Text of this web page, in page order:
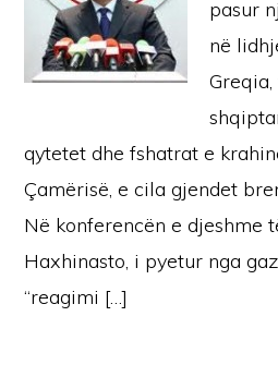
pasur
në
qytetet dhe fshatrat e
Çamërisë, e cila gjendet
Në konferencën e djeshme
Haxhinasto, i pyetur nga
“reagimi […]